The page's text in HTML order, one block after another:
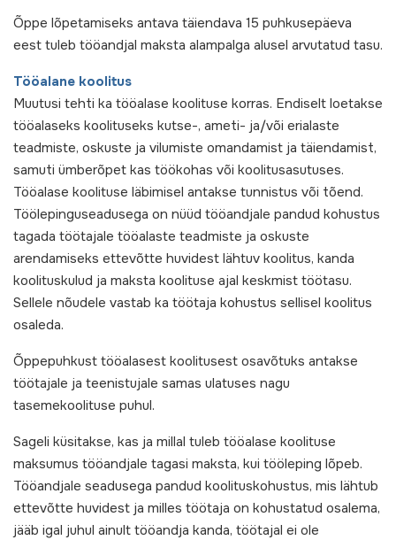
Õppe lõpetamiseks antava täiendava 15 puhkusepäeva
eest tuleb tööandjal maksta alampalga alusel arvutatud tasu.
Tööalane koolitus
Muutusi tehti ka tööalase koolituse korras. Endiselt loetakse
tööalaseks koolituseks kutse-, ameti- ja/või erialaste
teadmiste, oskuste ja vilumiste omandamist ja täiendamist,
samuti ümberõpet kas töökohas või koolitusasutuses.
Tööalase koolituse läbimisel antakse tunnistus või tõend.
Töölepinguseadusega on nüüd tööandjale pandud kohustus
tagada töötajale tööalaste teadmiste ja oskuste
arendamiseks ettevõtte huvidest lähtuv koolitus, kanda
koolituskulud ja maksta koolituse ajal keskmist töötasu.
Sellele nõudele vastab ka töötaja kohustus sellisel koolitus
osaleda.
Õppepuhkust tööalasest koolitusest osavõtuks antakse
töötajale ja teenistujale samas ulatuses nagu
tasemekoolituse puhul.
Sageli küsitakse, kas ja millal tuleb tööalase koolituse
maksumus tööandjale tagasi maksta, kui tööleping lõpeb.
Tööandjale seadusega pandud koolituskohustus, mis lähtub
ettevõtte huvidest ja milles töötaja on kohustatud osalema,
jääb igal juhul ainult tööandja kanda, töötajal ei ole